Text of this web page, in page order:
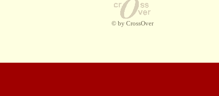
© by CrossOver